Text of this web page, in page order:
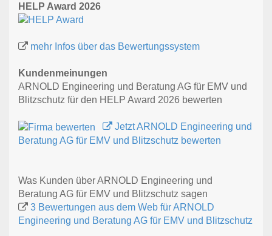
HELP Award 2026
mehr Infos über das Bewertungssystem
Kundenmeinungen
ARNOLD Engineering und Beratung AG für EMV und
Blitzschutz für den HELP Award 2026 bewerten
Jetzt ARNOLD Engineering und
Beratung AG für EMV und Blitzschutz bewerten
Was Kunden über ARNOLD Engineering und
Beratung AG für EMV und Blitzschutz sagen
3 Bewertungen aus dem Web für ARNOLD
Engineering und Beratung AG für EMV und Blitzschutz